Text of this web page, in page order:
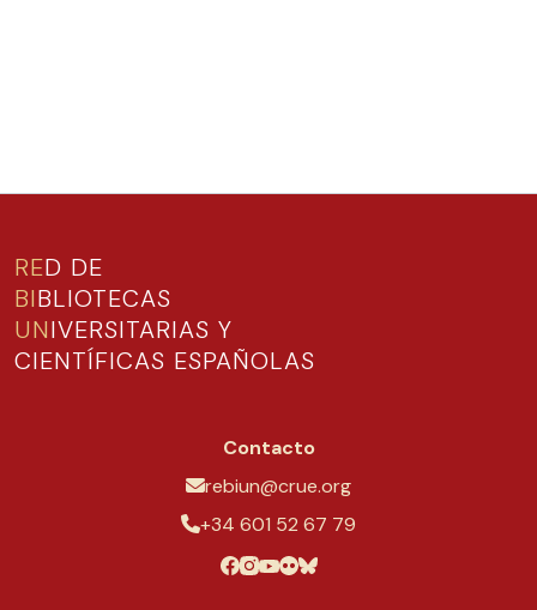
RED DE
BIBLIOTECAS
UNIVERSITARIAS Y
CIENTÍFICAS ESPAÑOLAS
Contacto
rebiun@crue.org
+34 601 52 67 79